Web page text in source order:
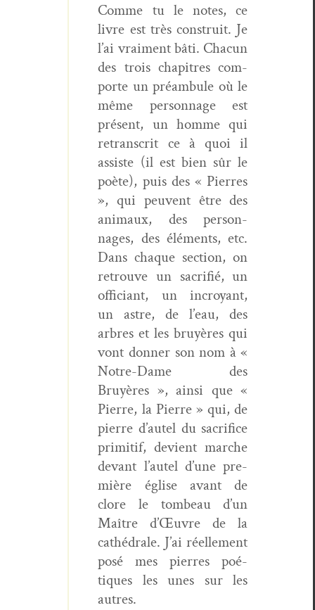
Comme tu le notes, ce
livre est très con­stru­it. Je
l’ai vrai­ment bâti. Cha­cun
des trois chapitres com­
porte un préam­bule où le
même per­son­nage est
présent, un homme qui
retran­scrit ce à quoi il
assiste (il est bien sûr le
poète), puis des « Pier­res
», qui peu­vent être des
ani­maux, des per­son­
nages, des élé­ments, etc.
Dans chaque sec­tion, on
retrou­ve un sac­ri­fié, un
offi­ciant, un incroy­ant,
un astre, de l’eau, des
arbres et les bruyères qui
vont don­ner son nom à «
Notre-Dame des
Bruyères », ain­si que «
Pierre, la Pierre » qui, de
pierre d’autel du sac­ri­fice
prim­i­tif, devient marche
devant l’autel d’une pre­
mière église avant de
clore le tombeau d’un
Maître d’Œuvre de la
cathé­drale. J’ai réelle­ment
posé mes pier­res poé­
tiques les unes sur les
autres.